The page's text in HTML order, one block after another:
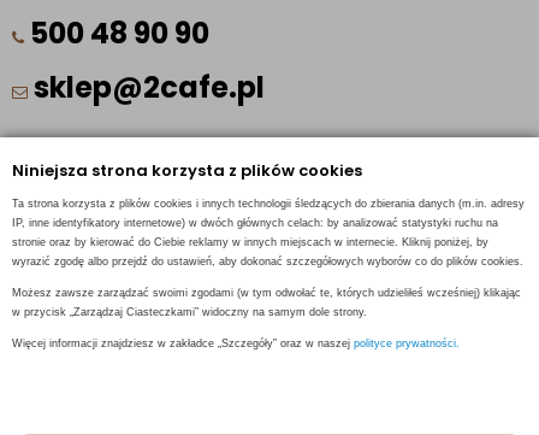
Niniejsza strona korzysta z plików cookies
Ta strona korzysta z plików cookies i innych technologii śledzących do zbierania danych (m.in. adresy
IP, inne identyfikatory internetowe) w dwóch głównych celach: by analizować statystyki ruchu na
stronie oraz by kierować do Ciebie reklamy w innych miejscach w internecie. Kliknij poniżej, by
wyrazić zgodę albo przejdź do ustawień, aby dokonać szczegółowych wyborów co do plików cookies.
Możesz zawsze zarządzać swoimi zgodami (w tym odwołać te, których udzieliłeś wcześniej) klikając
w przycisk „Zarządzaj Ciasteczkami” widoczny na samym dole strony.
Więcej informacji znajdziesz w zakładce „Szczegóły” oraz w naszej polityce prywatności.
500 48 90 90
sklep@2cafe.pl
Obserwuj nas
Facebook
Pinterest
Instagram